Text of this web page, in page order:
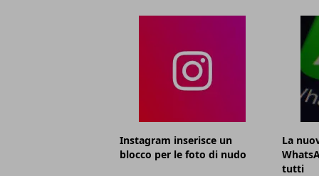
Instagram inserisce un
blocco per le foto di nudo
La
tutti